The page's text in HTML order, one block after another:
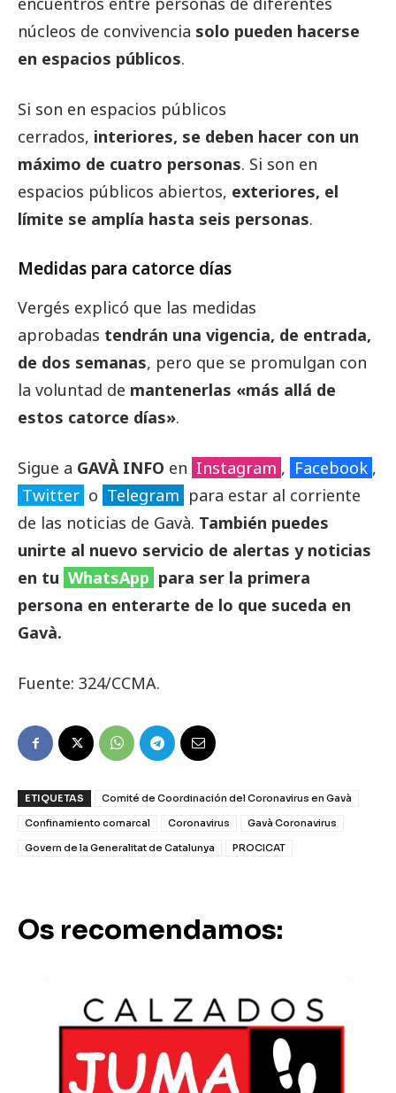
núcleos de convivencia solo pueden hacerse
en espacios públicos.
Si son en espacios públicos
cerrados, interiores, se deben hacer con un
máximo de cuatro personas. Si son en
espacios públicos abiertos, exteriores, el
límite se amplía hasta seis personas.
Medidas para catorce días
Vergés explicó que las medidas
aprobadas tendrán una vigencia, de entrada,
de dos semanas, pero que se promulgan con
la voluntad de mantenerlas «más allá de
estos catorce días».
Sigue a GAVÀ INFO en Instagram , Facebook ,
Twitter o Telegram para estar al corriente
de las noticias de Gavà. También puedes
unirte al nuevo servicio de alertas y noticias
en tu WhatsApp para ser la primera
persona en enterarte de lo que suceda en
Gavà.
Fuente: 324/CCMA.
ETIQUETAS
Comité de Coordinación del Coronavirus en Gavà
Confinamiento comarcal
Coronavirus
Gavà Coronavirus
Govern de la Generalitat de Catalunya
PROCICAT
Os recomendamos: